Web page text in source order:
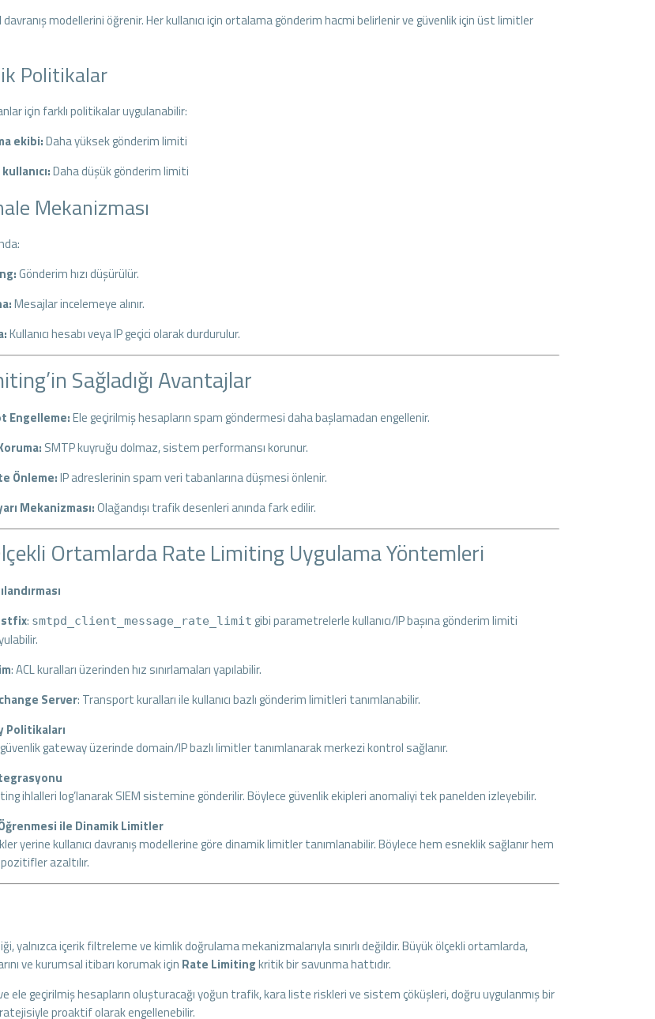
modellerini öğrenir. Her kullanıcı için ortalama gönderim hacmi belirlenir ve güvenlik için üst limitler
Politikalar
için farklı politikalar uygulanabilir:
ekibi:Daha yüksek gönderim limiti
Daha düşük gönderim limiti
Mekanizması
Gönderim hızı düşürülür.
Mesajlar incelemeye alınır.
Kullanıcı hesabı veya IP geçici olarak durdurulur.
Sağladığı Avantajlar
Engelleme:Ele geçirilmiş hesapların spam göndermesi daha başlamadan engellenir.
SMTP kuyruğu dolmaz, sistem performansı korunur.
Önleme:IP adreslerinin spam veri tabanlarına düşmesi önlenir.
Mekanizması:Olağandışı trafik desenleri anında fark edilir.
Ortamlarda Rate Limiting Uygulama Yöntemleri
: smtpd_client_message_rate_limit gibi parametrelerle kullanıcı/IP başına gönderim limiti
: ACL kuralları üzerinden hız sınırlamaları yapılabilir.
Server: Transport kuralları ile kullanıcı bazlı gönderim limitleri tanımlanabilir.
Politikaları
gateway üzerinde domain/IP bazlı limitler tanımlanarak merkezi kontrol sağlanır.
ihlalleri log’lanarak SIEM sistemine gönderilir. Böylece güvenlik ekipleri anomaliyi tek panelden izleyebilir.
ile Dinamik Limitler
yerine kullanıcı davranış modellerine göre dinamik limitler tanımlanabilir. Böylece hem esneklik sağlanır hem
azaltılır.
yalnızca içerik filtreleme ve kimlik doğrulama mekanizmalarıyla sınırlı değildir. Büyük ölçekli ortamlarda,
ve kurumsal itibarı korumak için Rate Limitingkritik bir savunma hattıdır.
ele geçirilmiş hesapların oluşturacağı yoğun trafik, kara liste riskleri ve sistem çöküşleri, doğru uygulanmış bir
proaktif olarak engellenebilir.